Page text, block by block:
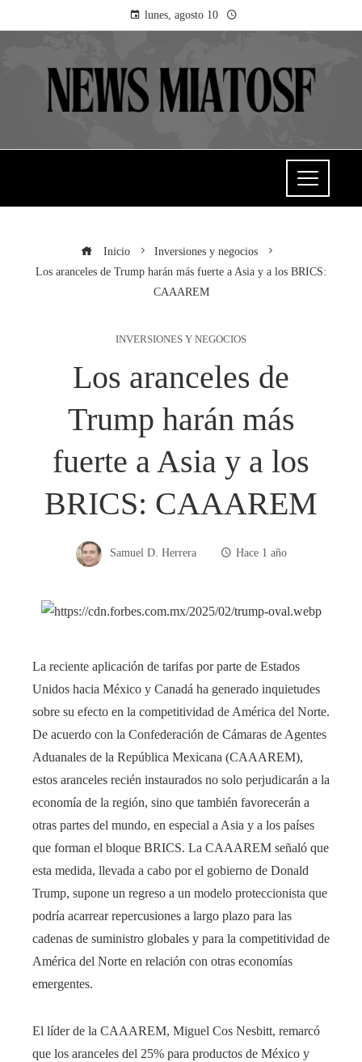
lunes, agosto 10
Inicio
Inversiones y negocios
Los aranceles de Trump harán más fuerte a Asia y a los BRICS:
CAAAREM
INVERSIONES Y NEGOCIOS
Los aranceles de
Trump harán más
fuerte a Asia y a los
BRICS: CAAAREM
Samuel D. Herrera Hace 1 año
La reciente aplicación de tarifas por parte de Estados
Unidos hacia México y Canadá ha generado inquietudes
sobre su efecto en la competitividad de América del Norte.
De acuerdo con la Confederación de Cámaras de Agentes
Aduanales de la República Mexicana (CAAAREM),
estos aranceles recién instaurados no solo perjudicarán a la
economía de la región, sino que también favorecerán a
otras partes del mundo, en especial a Asia y a los países
que forman el bloque BRICS. La CAAAREM señaló que
esta medida, llevada a cabo por el gobierno de Donald
Trump, supone un regreso a un modelo proteccionista que
podría acarrear repercusiones a largo plazo para las
cadenas de suministro globales y para la competitividad de
América del Norte en relación con otras economías
emergentes.
El líder de la CAAAREM, Miguel Cos Nesbitt, remarcó
que los aranceles del 25% para productos de México y